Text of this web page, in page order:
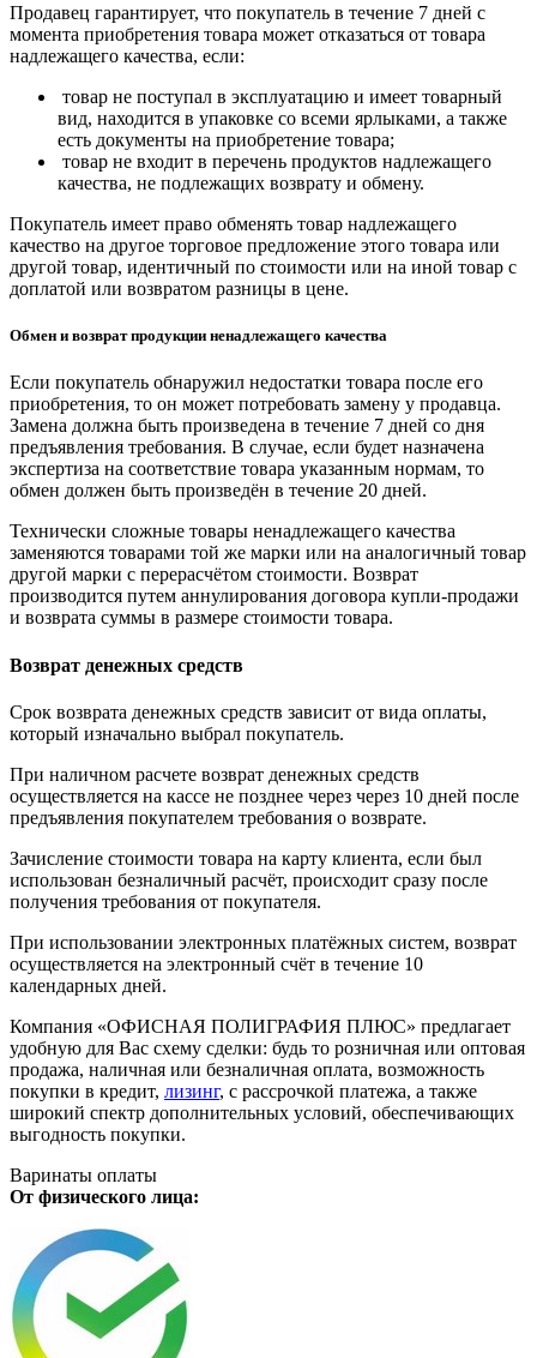
Продавец гарантирует, что покупатель в течение 7 дней с
момента приобретения товара может отказаться от товара
надлежащего качества, если:
товар не поступал в эксплуатацию и имеет товарный
вид, находится в упаковке со всеми ярлыками, а также
есть документы на приобретение товара;
товар не входит в перечень продуктов надлежащего
качества, не подлежащих возврату и обмену.
Покупатель имеет право обменять товар надлежащего
качество на другое торговое предложение этого товара или
другой товар, идентичный по стоимости или на иной товар с
доплатой или возвратом разницы в цене.
Обмен и возврат продукции ненадлежащего качества
Если покупатель обнаружил недостатки товара после его
приобретения, то он может потребовать замену у продавца.
Замена должна быть произведена в течение 7 дней со дня
предъявления требования. В случае, если будет назначена
экспертиза на соответствие товара указанным нормам, то
обмен должен быть произведён в течение 20 дней.
Технически сложные товары ненадлежащего качества
заменяются товарами той же марки или на аналогичный товар
другой марки с перерасчётом стоимости. Возврат
производится путем аннулирования договора купли-продажи
и возврата суммы в размере стоимости товара.
Возврат денежных средств
Срок возврата денежных средств зависит от вида оплаты,
который изначально выбрал покупатель.
При наличном расчете возврат денежных средств
осуществляется на кассе не позднее через через 10 дней после
предъявления покупателем требования о возврате.
Зачисление стоимости товара на карту клиента, если был
использован безналичный расчёт, происходит сразу после
получения требования от покупателя.
При использовании электронных платёжных систем, возврат
осуществляется на электронный счёт в течение 10
календарных дней.
Компания «ОФИСНАЯ ПОЛИГРАФИЯ ПЛЮС» предлагает
удобную для Вас схему сделки: будь то розничная или оптовая
продажа, наличная или безналичная оплата, возможность
покупки в кредит, лизинг, с рассрочкой платежа, а также
широкий спектр дополнительных условий, обеспечивающих
выгодность покупки.
Варинаты оплаты
От физического лица: